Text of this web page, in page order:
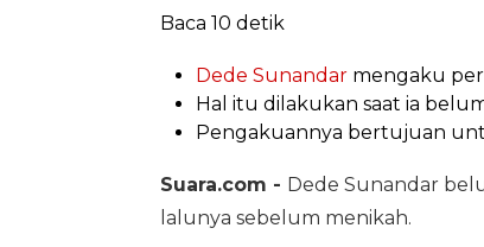
Baca 10 detik
Dede Sunandarmengaku
Hal itu dilakukan saat ia
Pengakuannya bertujuan
Suara.com - Dede Sunandar
lalunya sebelum menikah.